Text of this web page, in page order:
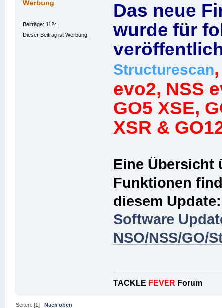
Beiträge: 1124
Dieser Beitrag ist Werbung.
Das neue
wurde für
Structurescan
evo2, NSS
GO5 XSE,
XSR &
Eine Übersicht
Funktionen
diesem Update:
Software
NSO/NSS/GO/
TACKLE FEVER Forum
Seiten: [1]Nach oben